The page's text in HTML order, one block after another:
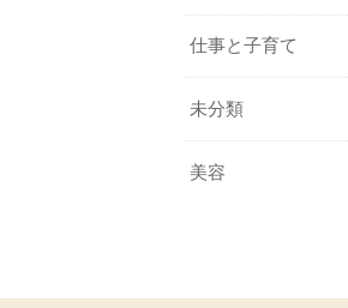
仕事と子育て
未分類
美容